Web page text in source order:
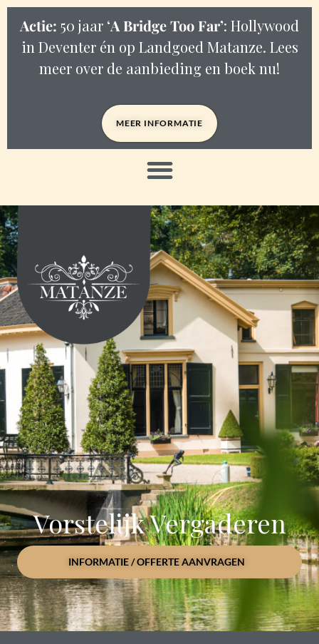
Actie: 50 jaar ‘A Bridge Too Far’: Hollywood
in Deventer én op Landgoed Matanze. Lees
meer over de aanbieding en boek nu!
MEER INFORMATIE
Vorstelijk Vergaderen
INFORMATIE / OFFERTE AANVRAGEN